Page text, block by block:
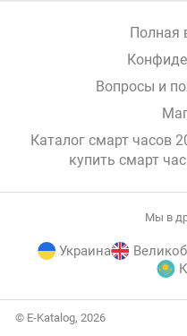
Полная
Вопросы и
Каталог смарт часов
купить смарт
Мы в
Украина
© E-Katalog, 2026